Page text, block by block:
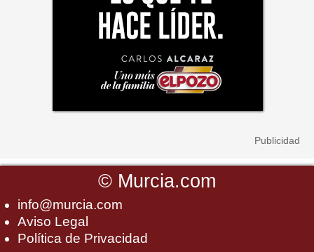
© Murcia.com
info@murcia.com
Aviso Legal
Política de Privacidad